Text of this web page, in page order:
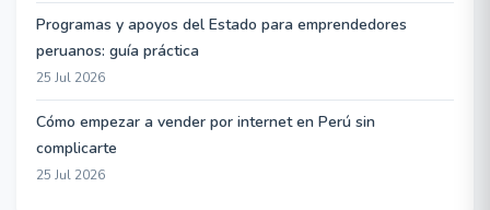
Programas y apoyos del Estado para emprendedores
peruanos: guía práctica
25 Jul 2026
Cómo empezar a vender por internet en Perú sin
complicarte
25 Jul 2026